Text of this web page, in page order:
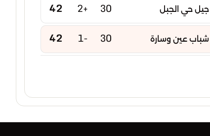
جيل حي الجبل 30
+2
42
شباب عين وسارة 30
-1
42
أكاديمية المدية 30
-5
41
30
-5
41